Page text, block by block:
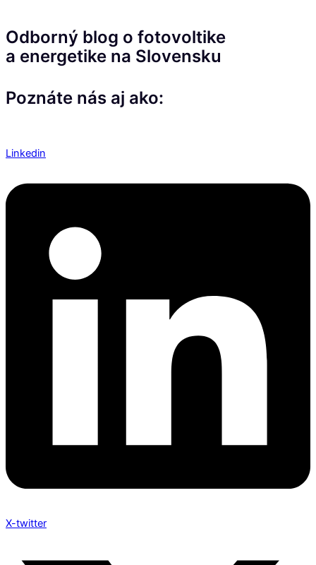
Odborný blog o fotovoltike
a energetike na Slovensku
Poznáte nás aj ako:
Linkedin
X-twitter